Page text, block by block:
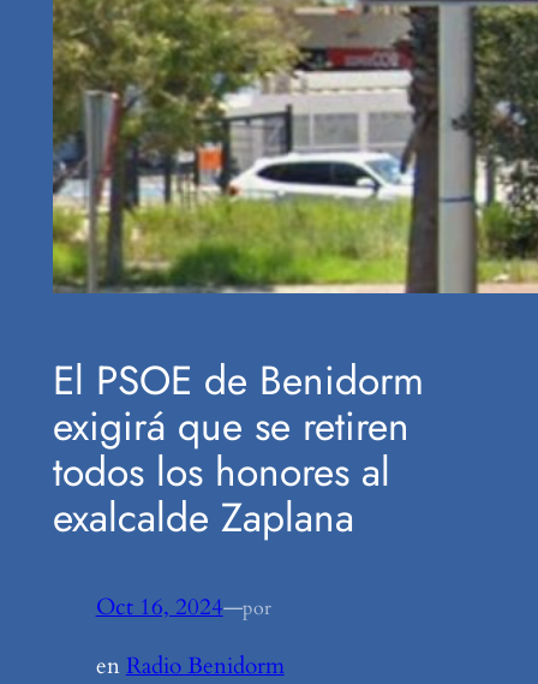
El PSOE de Benidorm
exigirá que se retiren
todos los honores al
exalcalde Zaplana
Oct 16, 2024—por
en Radio Benidorm